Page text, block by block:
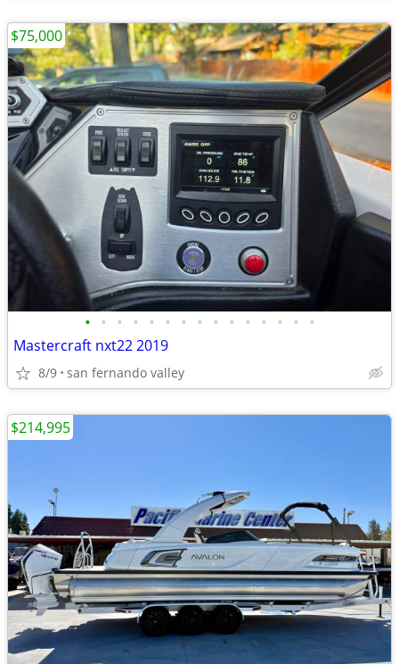
• • • • • • • • • • • • • • •
Mastercraft nxt22 2019
8/9 san fernando valley
$75,000
$214,995